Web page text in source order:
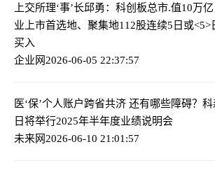
上交所理‘事’长邱勇：科创板总市.值10万
业上市首选地、聚集地112股连续5日或
买入
企业网2026-06-05 22:37:57
医‘保’个人账户跨省共济 还有哪些障碍？ 科
日将举行2025年半年度业绩说明会
未来网2026-06-10 21:01:57